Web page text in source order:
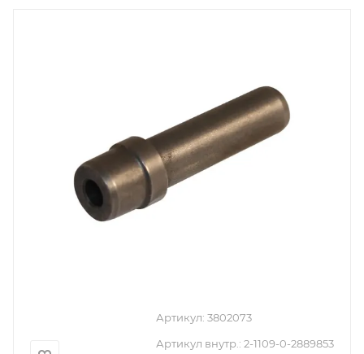
Артикул: 3802073
Артикул внутр.: 2-1109-0-2889853